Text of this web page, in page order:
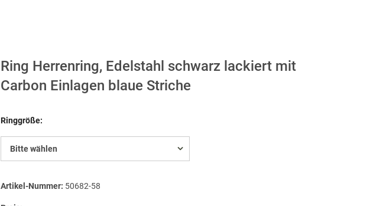
Ring Herrenring, Edelstahl schwarz lackiert mit
Carbon Einlagen blaue Striche
Ringgröße:
Bitte wählen
Artikel-Nummer: 50682-58